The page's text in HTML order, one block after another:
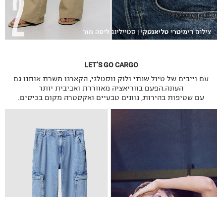
LET’S GO CARGO
עם וייבים של טיול שנתי ולוק נוסטלגי, הקארגו משרת אותנו גם
העונה.הפעם בווריאציה מאווררת ואביבית יותר
עם שטיפות בהירות, גוונים טבעיים ואקסטרה מקום בכיסים.